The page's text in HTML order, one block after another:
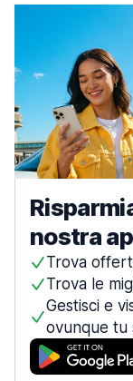
nostra
Trova
Trova le
Gestisci e
ovunque tu